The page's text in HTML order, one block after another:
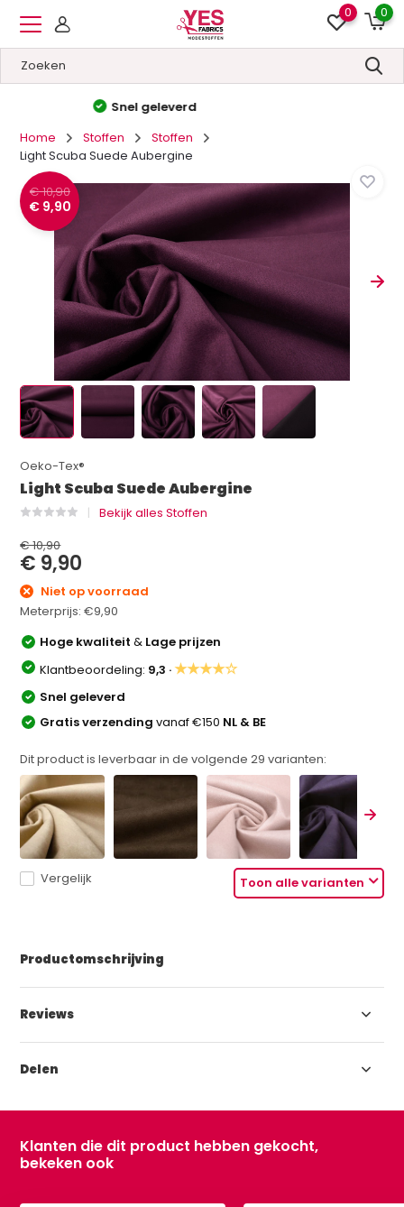
0 0
Hoge kwaliteit
Home
Stoffen
Stoffen
Light Scuba Suede Aubergine
€ 10,90
€ 9,90
Oeko-Tex®
Light Scuba Suede Aubergine
Bekijk alles Stoffen
€ 10,90
€ 9,90
Niet op voorraad
Meterprijs:€9,90
Hoge kwaliteit& Lage prijzen
Klantbeoordeling: 9,3 ·★★★★☆
Snel geleverd
Gratis verzendingvanaf €150 NL & BE
Dit product is leverbaar in de volgende29 varianten:
Toon alle varianten
Vergelijk
Productomschrijving
Reviews
Delen
Klanten die dit product hebben gekocht,
bekeken ook